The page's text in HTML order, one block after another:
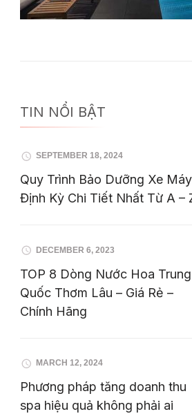
TIN NỔI BẬT
SEPTEMBER 18, 2024
Quy Trình Bảo Dưỡng Xe Máy
Định Kỳ Chi Tiết Nhất Từ A –
DECEMBER 6, 2023
TOP 8 Dòng Nước Hoa Trung
Quốc Thơm Lâu – Giá Rẻ –
Chính Hãng
MARCH 12, 2024
Phương pháp tăng doanh thu
spa hiệu quả không phải ai